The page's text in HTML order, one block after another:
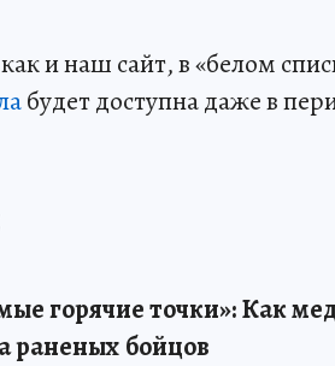
и наш сайт, в «белом
будет доступна даже в
горячие точки»: Как
раненых бойцов